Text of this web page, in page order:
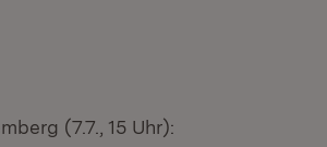
(7.7., 15 Uhr):